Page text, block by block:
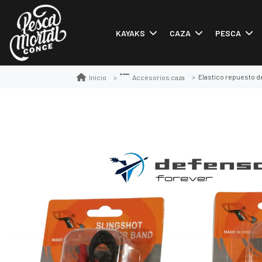
KAYAKS CAZA PESCA
Inicio Accesorios caza Elastico repuesto